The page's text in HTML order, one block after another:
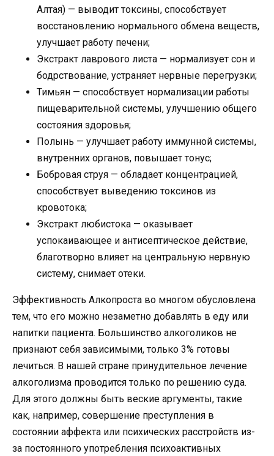
Алтая) — выводит токсины, способствует
восстановлению нормального обмена веществ,
улучшает работу печени;
Экстракт лаврового листа — нормализует сон и
бодрствование, устраняет нервные перегрузки;
Тимьян — способствует нормализации работы
пищеварительной системы, улучшению общего
состояния здоровья;
Полынь — улучшает работу иммунной системы,
внутренних органов, повышает тонус;
Бобровая струя — обладает концентрацией,
способствует выведению токсинов из
кровотока;
Экстракт любистока — оказывает
успокаивающее и антисептическое действие,
благотворно влияет на центральную нервную
систему, снимает отеки.
Эффективность Алкопроста во многом обусловлена ​​
тем, что его можно незаметно добавлять в еду или
напитки пациента. Большинство алкоголиков не
признают себя зависимыми, только 3% готовы
лечиться. В нашей стране принудительное лечение
алкоголизма проводится только по решению суда.
Для этого должны быть веские аргументы, такие
как, например, совершение преступления в
состоянии аффекта или психических расстройств из-
за постоянного употребления психоактивных